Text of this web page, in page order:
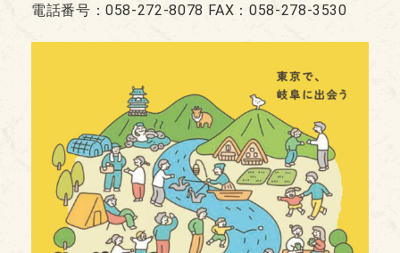
電話番号：058-272-8078 FAX：058-278-3530